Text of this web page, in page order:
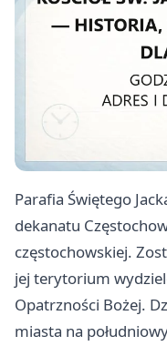
Parafia Świętego
dekanatu
częstochowskiej.
jej terytorium
Opatrzności Bożej.
miasta na